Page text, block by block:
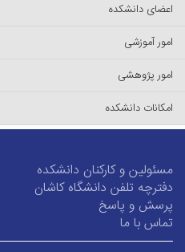
اعضای دانشکده
امور آموزشی
امور پژوهشی
امکانات دانشکده
مسئولین و کارکنان دانشکده
دفترچه تلفن دانشگاه کاشان
پرسش و پاسخ
تماس با ما